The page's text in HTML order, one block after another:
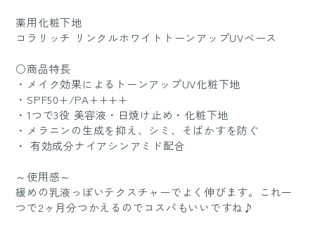
薬用化粧下地
コラリッチ リンクルホワイトトーンアップUVベース
○商品特長
・メイク効果によるトーンアップUV化粧下地
・SPF50+/PA++++
・1つで3役 美容液・日焼け止め・化粧下地
・メラニンの生成を抑え、シミ、そばかすを防ぐ
・ 有効成分ナイアシンアミド配合
～使用感～
緩めの乳液っぽいテクスチャーでよく伸びます。これ一
つで2ヶ月分つかえるのでコスパもいいですね♪